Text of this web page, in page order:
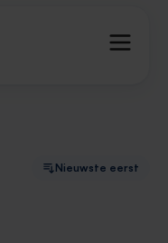
Nieuwste eerst